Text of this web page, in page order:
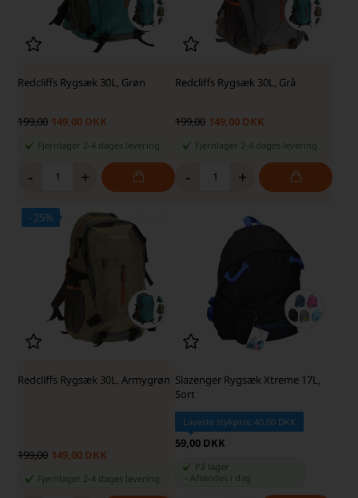
Redcliffs Rygsæk 30L, Grøn
199,00 149,00 DKK
Fjernlager 2-4 dages levering
- +
Redcliffs Rygsæk 30L, Grå
199,00 149,00 DKK
Fjernlager 2-4 dages levering
- +
- 25%
Redcliffs Rygsæk 30L, Armygrøn
199,00 149,00 DKK
Fjernlager 2-4 dages levering
Slazenger Rygsæk Xtreme 17L,
Sort
Laveste stykpris: 40,00 DKK
59,00 DKK
På lager
Afsendes i dag